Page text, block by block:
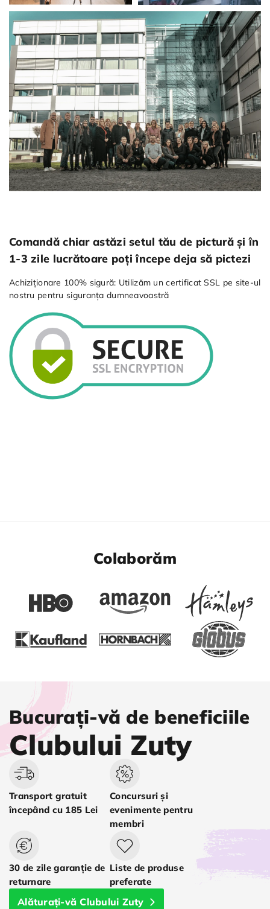
Comandă chiar astăzi setul tău de pictură și în
1-3 zile lucrătoare poți începe deja să pictezi
Achiziționare 100% sigură: Utilizăm un certificat SSL pe site-ul
nostru pentru siguranța dumneavoastră
Colaborăm
Bucurați-vă de beneficiile
Clubului Zuty
Transport gratuit
începând cu 185 Lei
Concursuri și
evenimente pentru
membri
30 de zile garanție de
returnare
Liste de produse
preferate
Alăturați-vă Clubului Zuty